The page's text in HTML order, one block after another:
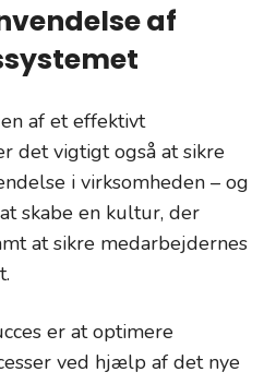
af
af et effektivt
det vigtigt også at sikre
i virksomheden – og
skabe en kultur, der
at sikre medarbejdernes
er at optimere
ved hjælp af det nye